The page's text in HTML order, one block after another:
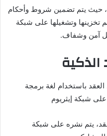
حيث يتم تضمين شروط وأحكام
تخزينها وتشغيلها على شبكة
آمن وشفاف.
باستخدام لغة برمجة
يتم نشره على شبكة